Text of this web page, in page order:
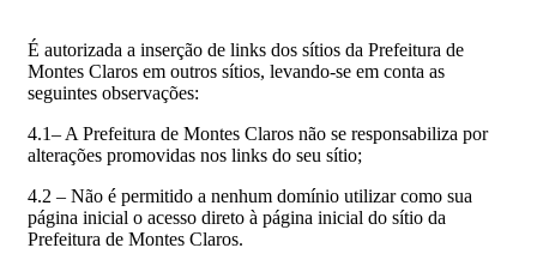
É autorizada a inserção de links dos sítios da Prefeitura de
Montes Claros em outros sítios, levando-se em conta as
seguintes observações:
4.1– A Prefeitura de Montes Claros não se responsabiliza por
alterações promovidas nos links do seu sítio;
4.2 – Não é permitido a nenhum domínio utilizar como sua
página inicial o acesso direto à página inicial do sítio da
Prefeitura de Montes Claros.